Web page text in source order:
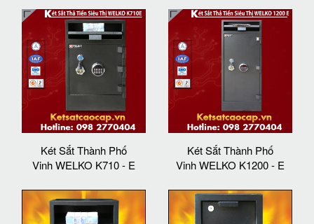
Két Sắt Thành Phố
Vinh WELKO K710 - E
Két Sắt Thành Phố
Vinh WELKO K1200 - E